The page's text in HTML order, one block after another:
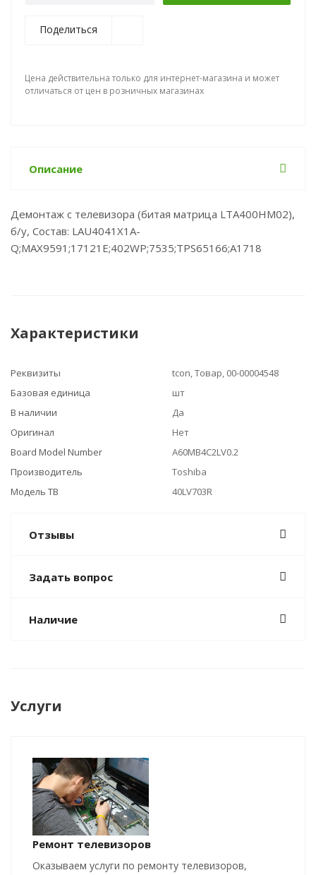
Поделиться
Цена действительна только для интернет-магазина и может
отличаться от цен в розничных магазинах
Описание
Демонтаж с телевизора (битая матрица LTA400HM02),
б/у, Состав: LAU4041X1A-
Q;MAX9591;17121E;402WP;7535;TPS65166;A1718
Характеристики
Реквизиты
tcon, Товар, 00-00004548
Базовая единица
шт
В наличии
Да
Оригинал
Нет
Board Model Number
A60MB4C2LV0.2
Производитель
Toshiba
Модель ТВ
40LV703R
Отзывы
Задать вопрос
Наличие
Услуги
Ремонт телевизоров
Оказываем услуги по ремонту телевизоров,